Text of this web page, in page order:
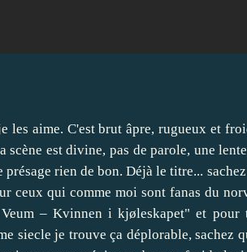
les aime. C'est brut âpre, rugueux et
scène est divine, pas de parole, une
présage rien de bon. Déjà le titre...
ceux qui comme moi sont fanas du
– Kvinnen i kjøleskapet" et
siecle je trouve ça déplorable,